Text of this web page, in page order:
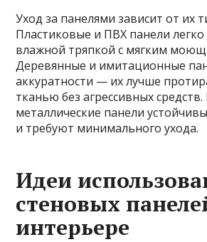
Уход за панелями зависит от их
Пластиковые и ПВХ панели
влажной тряпкой с мягким
Деревянные и имитационные
аккуратности — их лучше
тканью без агрессивных
металлические панели
и требуют минимального ухода.
Идеи
стеновых
интерьере